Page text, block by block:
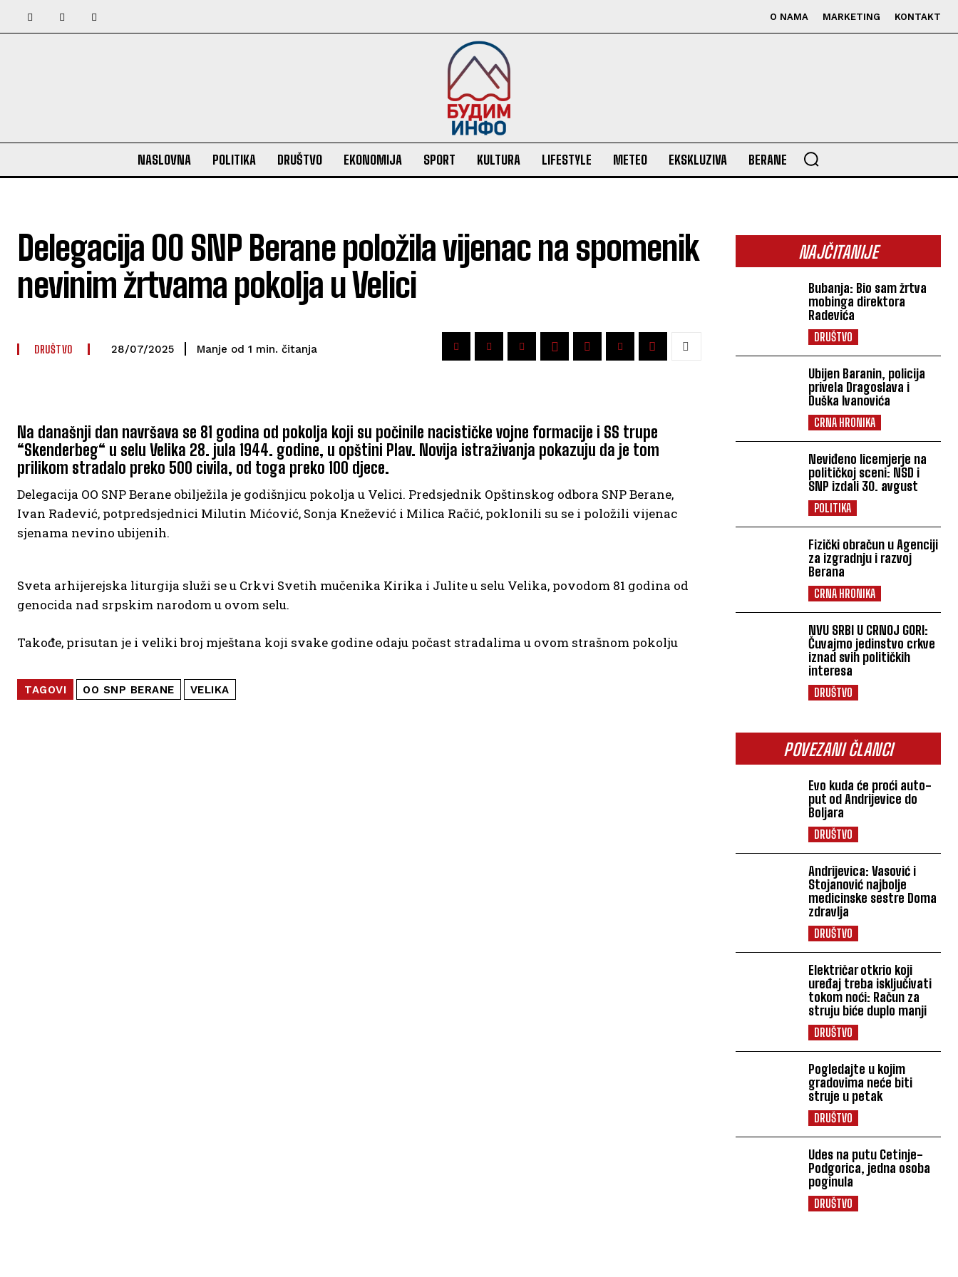
O NAMA MARKETING KONTAKT
NASLOVNA POLITIKA DRUŠTVO EKONOMIJA SPORT KULTURA LIFESTYLE METEO EKSKLUZIVA BERANE
NAJČITANIJE
Bubanja: Bio sam žrtva
mobinga direktora
Radevića
DRUŠTVO
Ubijen Baranin, policija
privela Dragoslava i
Duška Ivanovića
CRNA HRONIKA
Neviđeno licemjerje na
političkoj sceni: NSD i
SNP izdali 30. avgust
POLITIKA
Fizički obračun u Agenciji
za izgradnju i razvoj
Berana
CRNA HRONIKA
NVU SRBI U CRNOJ GORI:
Čuvajmo jedinstvo crkve
iznad svih političkih
interesa
DRUŠTVO
POVEZANI ČLANCI
Evo kuda će proći auto-
put od Andrijevice do
Boljara
DRUŠTVO
Andrijevica: Vasović i
Stojanović najbolje
medicinske sestre Doma
zdravlja
DRUŠTVO
Električar otkrio koji
uređaj treba isključivati
tokom noći: Račun za
struju biće duplo manji
DRUŠTVO
Pogledajte u kojim
gradovima neće biti
struje u petak
DRUŠTVO
Udes na putu Cetinje-
Podgorica, jedna osoba
poginula
DRUŠTVO
Delegacija OO SNP Berane položila vijenac na spomenik
nevinim žrtvama pokolja u Velici
DRUŠTVO 28/07/2025 Manje od 1 min. čitanja
Na današnji dan navršava se 81 godina od pokolja koji su počinile nacističke vojne formacije i SS trupe
“Skenderbeg“ u selu Velika 28. jula 1944. godine, u opštini Plav. Novija istraživanja pokazuju da je tom
prilikom stradalo preko 500 civila, od toga preko 100 djece.
Delegacija OO SNP Berane obilježila je godišnjicu pokolja u Velici. Predsjednik Opštinskog odbora SNP Berane,
Ivan Radević, potpredsjednici Milutin Mićović, Sonja Knežević i Milica Račić, poklonili su se i položili vijenac
sjenama nevino ubijenih.
Sveta arhijerejska liturgija služi se u Crkvi Svetih mučenika Kirika i Julite u selu Velika, povodom 81 godina od
genocida nad srpskim narodom u ovom selu.
Takođe, prisutan je i veliki broj mještana koji svake godine odaju počast stradalima u ovom strašnom pokolju
TAGOVI OO SNP BERANE VELIKA